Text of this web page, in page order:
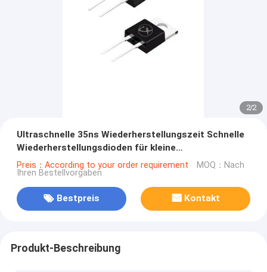
2/2
Ultraschnelle 35ns Wiederherstellungszeit Schnelle
Wiederherstellungsdioden für kleine
Haushaltsgeräte
Preis：According to your order requirement MOQ：Nach
Ihren Bestellvorgaben
Bestpreis Kontakt
Produkt-Beschreibung